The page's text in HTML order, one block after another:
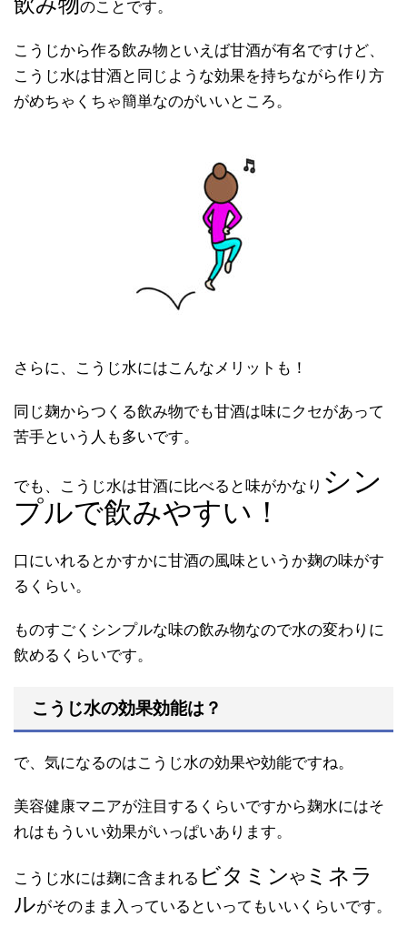
のことです。
こうじから作る飲み物といえば甘酒が有名ですけど、
こうじ水は甘酒と同じような効果を持ちながら作り方
がめちゃくちゃ簡単なのがいいところ。
さらに、こうじ水にはこんなメリットも！
同じ麹からつくる飲み物でも甘酒は味にクセがあって
苦手という人も多いです。
でも、こうじ水は甘酒に比べると味がかなり シン
プルで飲みやすい！
口にいれるとかすかに甘酒の風味というか麹の味がす
るくらい。
ものすごくシンプルな味の飲み物なので水の変わりに
飲めるくらいです。
こうじ水の効果効能は？
で、気になるのはこうじ水の効果や効能ですね。
美容健康マニアが注目するくらいですから麹水にはそ
れはもういい効果がいっぱいあります。
こうじ水には麹に含まれる ビタミンや ミネラ
ルがそのまま入っているといってもいいくらいです。